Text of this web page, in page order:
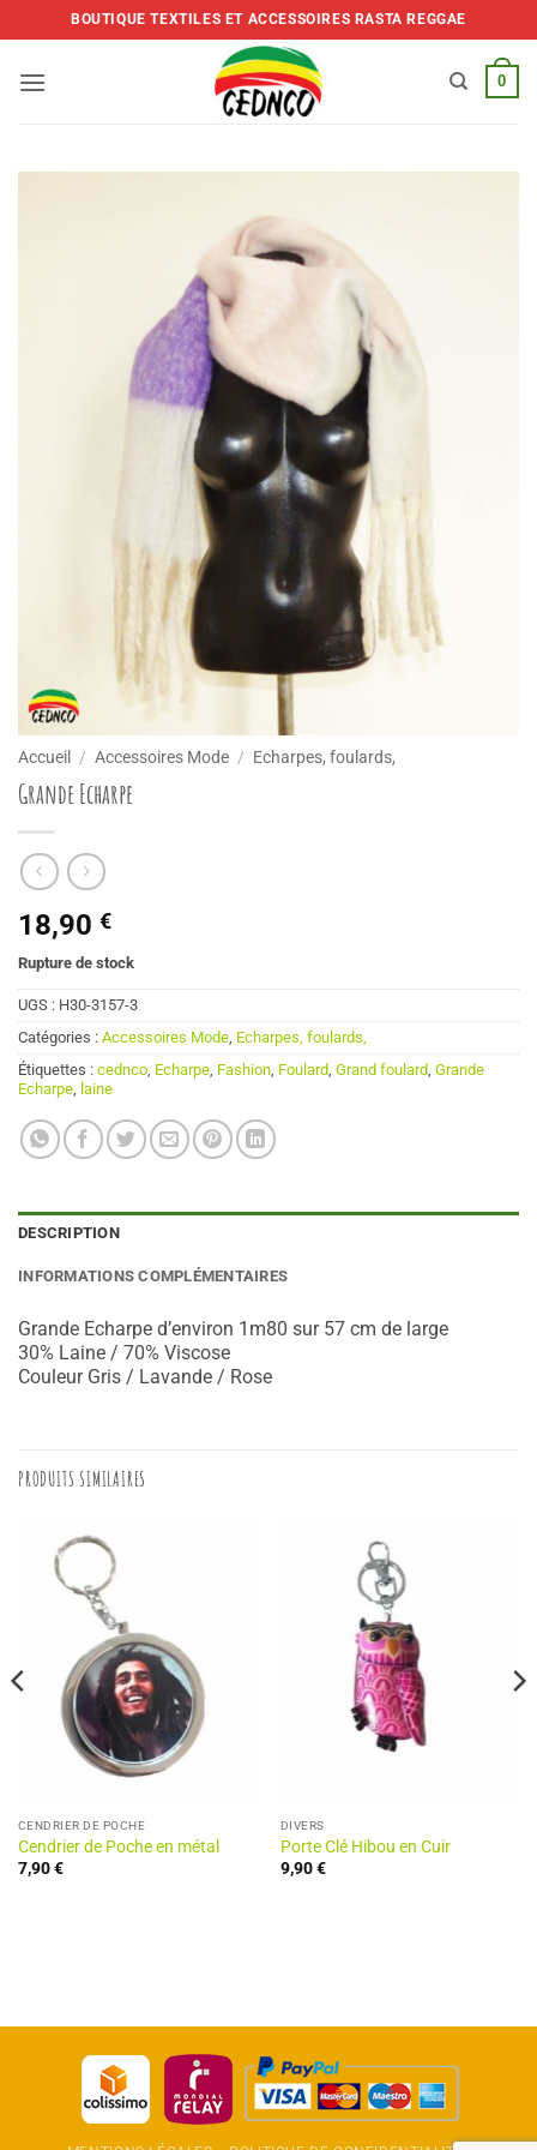
to
BOUTIQUE TEXTILES ET ACCESSOIRES RASTA REGGAE
0
Accueil / Accessoires Mode / Echarpes, foulards,
Grande Echarpe
18,90 €
Rupture de stock
UGS : H30-3157-3
Catégories : Accessoires Mode Echarpes, foulards,
Étiquettes : cednco Echarpe Fashion Foulard Grand foulard Grande
Echarpe laine
DESCRIPTION
INFORMATIONS COMPLÉMENTAIRES
Grande Echarpe d’environ 1m80 sur 57 cm de large
30% Laine / 70% Viscose
Couleur Gris / Lavande / Rose
PRODUITS SIMILAIRES
CENDRIER DE POCHE
Cendrier de Poche en métal
7,90€
DIVERS
Porte Clé Hibou en Cuir
9,90€